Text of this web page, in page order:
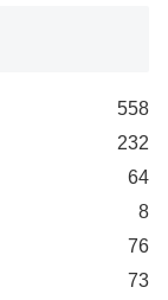
558
232
64
8
76
73